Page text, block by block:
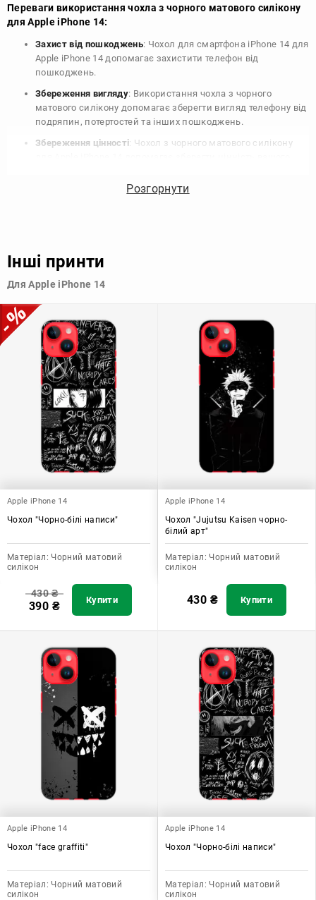
Переваги використання чохла з чорного матового силікону
для Apple iPhone 14:
Захист від пошкоджень: Чохол для смартфона iPhone 14 для
Apple iPhone 14 допомагає захистити телефон від
пошкоджень.
Збереження вигляду: Використання чохла з чорного
матового силікону допомагає зберегти вигляд телефону від
подряпин, потертостей та інших пошкоджень.
Збереження цінності: Чохол з чорного матового силікону
продати свій пристрій в майбутньому.
Узагалі, чохол для телефону - це дуже корисний аксесуар, який
допомагає захистити ваш пристрій, зберегти його цінність і
Розгорнути
Інші принти
Для Apple iPhone 14
Apple iPhone 14
Чохол "Чорно-білі написи"
Матеріал: Чорний матовий
силікон
430₴
390 ₴ Купити
Apple iPhone 14
Чохол "Jujutsu Kaisen чорно-
білий арт"
Матеріал: Чорний матовий
силікон
430 ₴ Купити
Apple iPhone 14
Чохол "face graffiti"
Матеріал: Чорний матовий
силікон
Apple iPhone 14
Чохол "Чорно-білі написи"
Матеріал: Чорний матовий
силікон